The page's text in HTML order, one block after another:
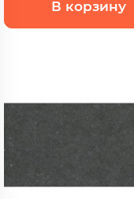
В корзину